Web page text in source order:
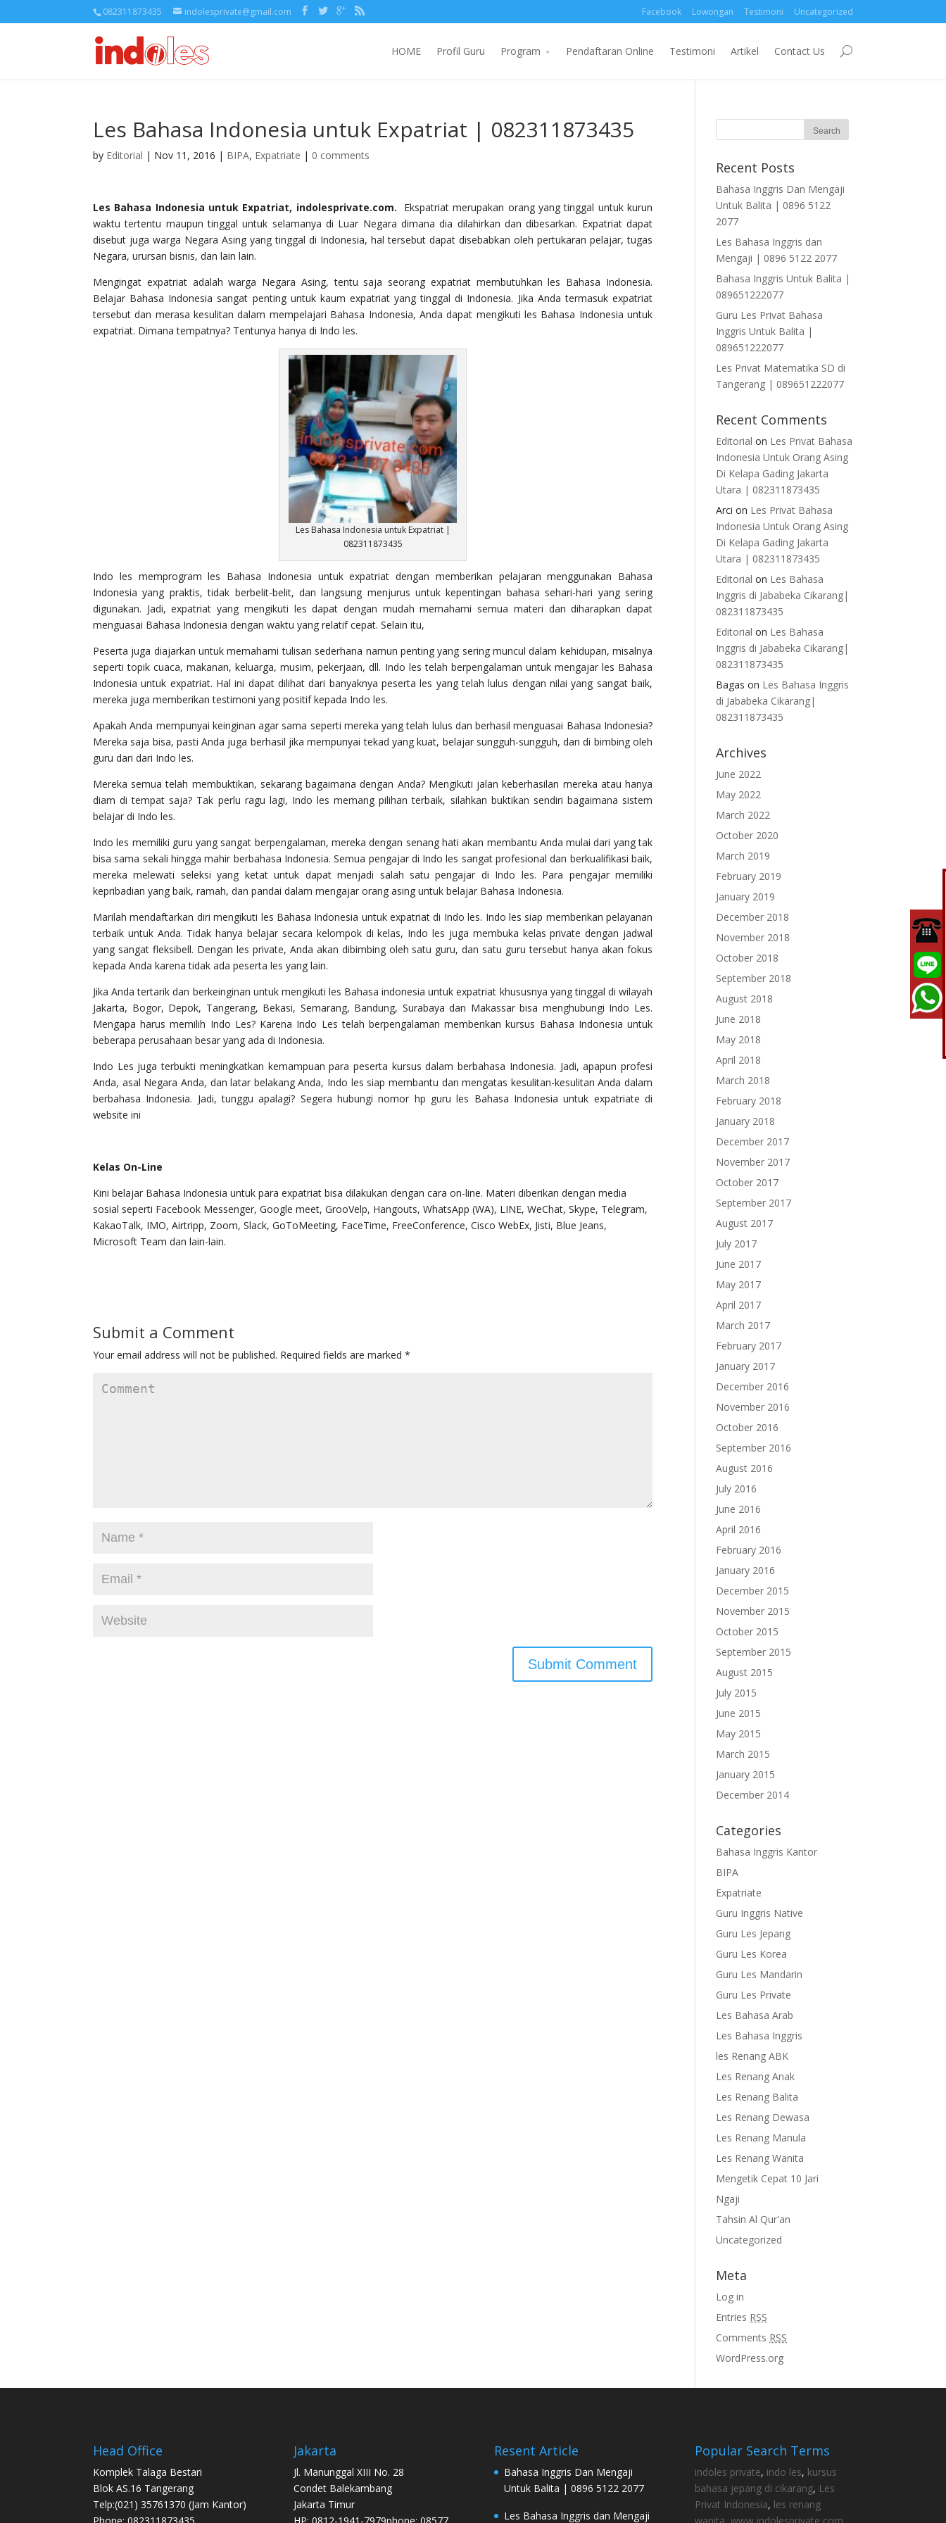
082311873435 indolesprivate@gmail.com Facebook Lowongan Testimoni Uncategorized
HOME Profil Guru Program Pendaftaran Online Testimoni Artikel Contact Us
Les Bahasa Indonesia untuk Expatriat | 082311873435
by Editorial | Nov 11, 2016 | BIPA, Expatriate | 0 comments
Les Bahasa Indonesia untuk Expatriat, indolesprivate.com. Ekspatriat merupakan orang yang tinggal untuk kurun
waktu tertentu maupun tinggal untuk selamanya di Luar Negara dimana dia dilahirkan dan dibesarkan. Expatriat dapat
disebut juga warga Negara Asing yang tinggal di Indonesia, hal tersebut dapat disebabkan oleh pertukaran pelajar, tugas
Negara, urursan bisnis, dan lain lain.
Mengingat expatriat adalah warga Negara Asing, tentu saja seorang expatriat membutuhkan les Bahasa Indonesia.
Belajar Bahasa Indonesia sangat penting untuk kaum expatriat yang tinggal di Indonesia. Jika Anda termasuk expatriat
tersebut dan merasa kesulitan dalam mempelajari Bahasa Indonesia, Anda dapat mengikuti les Bahasa Indonesia untuk
expatriat. Dimana tempatnya? Tentunya hanya di Indo les.
Les Bahasa Indonesia untuk Expatriat |
082311873435
Indo les memprogram les Bahasa Indonesia untuk expatriat dengan memberikan pelajaran menggunakan Bahasa
Indonesia yang praktis, tidak berbelit-belit, dan langsung menjurus untuk kepentingan bahasa sehari-hari yang sering
digunakan. Jadi, expatriat yang mengikuti les dapat dengan mudah memahami semua materi dan diharapkan dapat
menguasai Bahasa Indonesia dengan waktu yang relatif cepat. Selain itu,
Peserta juga diajarkan untuk memahami tulisan sederhana namun penting yang sering muncul dalam kehidupan, misalnya
seperti topik cuaca, makanan, keluarga, musim, pekerjaan, dll. Indo les telah berpengalaman untuk mengajar les Bahasa
Indonesia untuk expatriat. Hal ini dapat dilihat dari banyaknya peserta les yang telah lulus dengan nilai yang sangat baik,
mereka juga memberikan testimoni yang positif kepada Indo les.
Apakah Anda mempunyai keinginan agar sama seperti mereka yang telah lulus dan berhasil menguasai Bahasa Indonesia?
Mereka saja bisa, pasti Anda juga berhasil jika mempunyai tekad yang kuat, belajar sungguh-sungguh, dan di bimbing oleh
guru dari dari Indo les.
Mereka semua telah membuktikan, sekarang bagaimana dengan Anda? Mengikuti jalan keberhasilan mereka atau hanya
diam di tempat saja? Tak perlu ragu lagi, Indo les memang pilihan terbaik, silahkan buktikan sendiri bagaimana sistem
belajar di Indo les.
Indo les memiliki guru yang sangat berpengalaman, mereka dengan senang hati akan membantu Anda mulai dari yang tak
bisa sama sekali hingga mahir berbahasa Indonesia. Semua pengajar di Indo les sangat profesional dan berkualifikasi baik,
mereka melewati seleksi yang ketat untuk dapat menjadi salah satu pengajar di Indo les. Para pengajar memiliki
kepribadian yang baik, ramah, dan pandai dalam mengajar orang asing untuk belajar Bahasa Indonesia.
Marilah mendaftarkan diri mengikuti les Bahasa Indonesia untuk expatriat di Indo les. Indo les siap memberikan pelayanan
terbaik untuk Anda. Tidak hanya belajar secara kelompok di kelas, Indo les juga membuka kelas private dengan jadwal
yang sangat fleksibell. Dengan les private, Anda akan dibimbing oleh satu guru, dan satu guru tersebut hanya akan fokus
kepada Anda karena tidak ada peserta les yang lain.
Jika Anda tertarik dan berkeinginan untuk mengikuti les Bahasa indonesia untuk expatriat khususnya yang tinggal di wilayah
Jakarta, Bogor, Depok, Tangerang, Bekasi, Semarang, Bandung, Surabaya dan Makassar bisa menghubungi Indo Les.
Mengapa harus memilih Indo Les? Karena Indo Les telah berpengalaman memberikan kursus Bahasa Indonesia untuk
beberapa perusahaan besar yang ada di Indonesia.
Indo Les juga terbukti meningkatkan kemampuan para peserta kursus dalam berbahasa Indonesia. Jadi, apapun profesi
Anda, asal Negara Anda, dan latar belakang Anda, Indo les siap membantu dan mengatas kesulitan-kesulitan Anda dalam
berbahasa Indonesia. Jadi, tunggu apalagi? Segera hubungi nomor hp guru les Bahasa Indonesia untuk expatriate di
website ini
Kelas On-Line
Kini belajar Bahasa Indonesia untuk para expatriat bisa dilakukan dengan cara on-line. Materi diberikan dengan media
sosial seperti Facebook Messenger, Google meet, GrooVelp, Hangouts, WhatsApp (WA), LINE, WeChat, Skype, Telegram,
KakaoTalk, IMO, Airtripp, Zoom, Slack, GoToMeeting, FaceTime, FreeConference, Cisco WebEx, Jisti, Blue Jeans,
Microsoft Team dan lain-lain.
Submit a Comment
Your email address will not be published. Required fields are marked *
Recent Posts
Bahasa Inggris Dan Mengaji
Untuk Balita | 0896 5122
2077
Les Bahasa Inggris dan
Mengaji | 0896 5122 2077
Bahasa Inggris Untuk Balita |
089651222077
Guru Les Privat Bahasa
Inggris Untuk Balita |
089651222077
Les Privat Matematika SD di
Tangerang | 089651222077
Recent Comments
Editorial on Les Privat Bahasa
Indonesia Untuk Orang Asing
Di Kelapa Gading Jakarta
Utara | 082311873435
Arci on Les Privat Bahasa
Indonesia Untuk Orang Asing
Di Kelapa Gading Jakarta
Utara | 082311873435
Editorial on Les Bahasa
Inggris di Jababeka Cikarang|
082311873435
Editorial on Les Bahasa
Inggris di Jababeka Cikarang|
082311873435
Bagas on Les Bahasa Inggris
di Jababeka Cikarang|
082311873435
Archives
June 2022
May 2022
March 2022
October 2020
March 2019
February 2019
January 2019
December 2018
November 2018
October 2018
September 2018
August 2018
June 2018
May 2018
April 2018
March 2018
February 2018
January 2018
December 2017
November 2017
October 2017
September 2017
August 2017
July 2017
June 2017
May 2017
April 2017
March 2017
February 2017
January 2017
December 2016
November 2016
October 2016
September 2016
August 2016
July 2016
June 2016
April 2016
February 2016
January 2016
December 2015
November 2015
October 2015
September 2015
August 2015
July 2015
June 2015
May 2015
March 2015
January 2015
December 2014
Categories
Bahasa Inggris Kantor
BIPA
Expatriate
Guru Inggris Native
Guru Les Jepang
Guru Les Korea
Guru Les Mandarin
Guru Les Private
Les Bahasa Arab
Les Bahasa Inggris
les Renang ABK
Les Renang Anak
Les Renang Balita
Les Renang Dewasa
Les Renang Manula
Les Renang Wanita
Mengetik Cepat 10 Jari
Ngaji
Tahsin Al Qur'an
Uncategorized
Meta
Log in
Entries RSS
Comments RSS
WordPress.org
Head Office
Komplek Talaga Bestari
Blok AS.16 Tangerang
Telp:(021) 35761370 (Jam Kantor)
Jakarta
Jl. Manunggal XIII No. 28
Condet Balekambang
Jakarta Timur
Resent Article
Bahasa Inggris Dan Mengaji
Untuk Balita | 0896 5122 2077
Les Bahasa Inggris dan Mengaji
Popular Search Terms
indoles private, indo les, kursus
bahasa jepang di cikarang, Les
Privat Indonesia, les renang